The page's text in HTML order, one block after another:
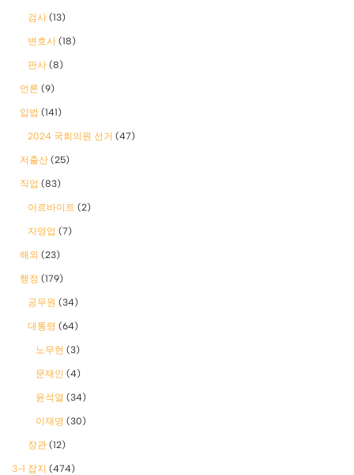
검사 (13)
변호사 (18)
판사 (8)
언론 (9)
입법 (141)
2024 국회의원 선거 (47)
저출산 (25)
직업 (83)
아르바이트 (2)
자영업 (7)
해외 (23)
행정 (179)
공무원 (34)
대통령 (64)
노무현 (3)
문재인 (4)
윤석열 (34)
이재명 (30)
장관 (12)
3-1 잡지 (474)